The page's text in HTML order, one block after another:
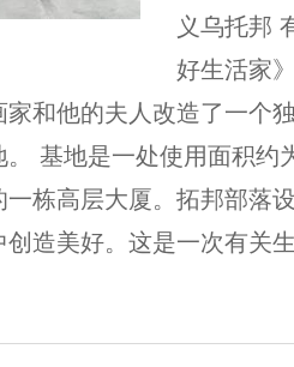
义乌托邦
好生活家
和他的夫人改造了一个
基地是一处使用面积约
一栋高层大厦。拓邦部落
造美好。这是一次有关